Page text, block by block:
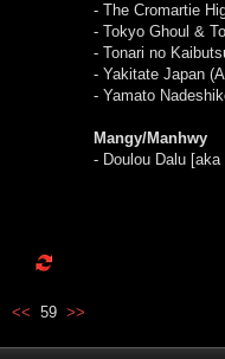
- The Cromartie
- Tokyo Ghoul &
- Tonari no
- Yakitate Japan
- Yamato
Mangy/Manhwy
- Doulou Dalu
<< 59 >>